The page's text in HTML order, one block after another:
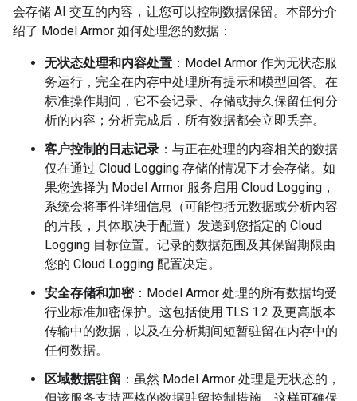
会存储 AI 交互的内容，让您可以控制数据保留。本部分介
绍了 Model Armor 如何处理您的数据：
无状态处理和内容处置 ：Model Armor 作为无状态服
务运行，完全在内存中处理所有提示和模型回答。在
标准操作期间，它不会记录、存储或持久保留任何分
析的内容；分析完成后，所有数据都会立即丢弃。
客户控制的日志记录 ：与正在处理的内容相关的数据
仅在通过 Cloud Logging 存储的情况下才会存储。如
果您选择为 Model Armor 服务启用 Cloud Logging，
系统会将事件详细信息（可能包括元数据或分析内容
的片段，具体取决于配置）发送到您指定的 Cloud
Logging 目标位置。记录的数据范围及其保留期限由
您的 Cloud Logging 配置决定。
安全存储和加密：Model Armor 处理的所有数据均受
行业标准加密保护。这包括使用 TLS 1.2 及更高版本
传输中的数据，以及在分析期间短暂驻留在内存中的
任何数据。
区域数据驻留 ：虽然 Model Armor 处理是无状态的，